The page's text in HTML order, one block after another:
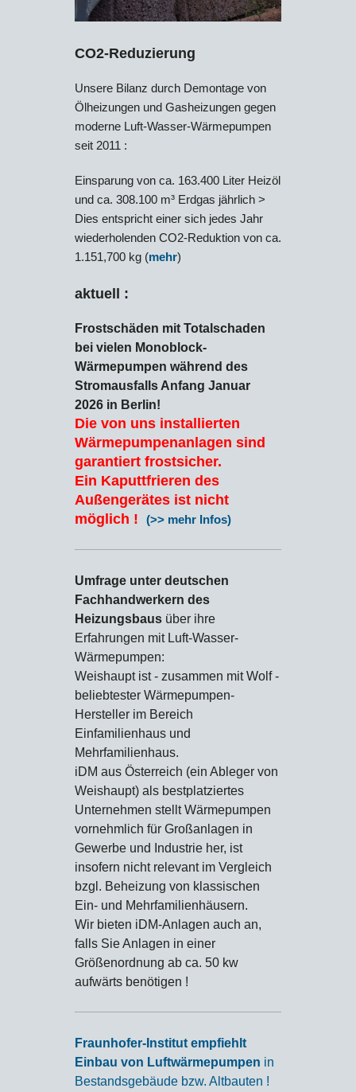
CO2-Reduzierung
Unsere Bilanz durch Demontage von
Ölheizungen und Gasheizungen gegen
moderne Luft-Wasser-Wärmepumpen
seit 2011 :
Einsparung von ca. 163.400 Liter Heizöl
und ca. 308.100 m³ Erdgas jährlich >
Dies entspricht einer sich jedes Jahr
wiederholenden CO2-Reduktion von ca.
1.151,700 kg (mehr)
aktuell :
Frostschäden mit Totalschaden
bei vielen Monoblock-
Wärmepumpen während des
Stromausfalls Anfang Januar
2026 in Berlin!
Die von uns installierten
Wärmepumpenanlagen sind
garantiert frostsicher.
Ein Kaputtfrieren des
Außengerätes ist nicht
möglich ! (>> mehr Infos)
Umfrage unter deutschen
Fachhandwerkern des
Heizungsbaus über ihre
Erfahrungen mit Luft-Wasser-
Wärmepumpen:
Weishaupt ist - zusammen mit Wolf -
beliebtester Wärmepumpen-
Hersteller im Bereich
Einfamilienhaus und
Mehrfamilienhaus.
iDM aus Österreich (ein Ableger von
Weishaupt) als bestplatziertes
Unternehmen stellt Wärmepumpen
vornehmlich für Großanlagen in
Gewerbe und Industrie her, ist
insofern nicht relevant im Vergleich
bzgl. Beheizung von klassischen
Ein- und Mehrfamilienhäusern.
Wir bieten iDM-Anlagen auch an,
falls Sie Anlagen in einer
Größenordnung ab ca. 50 kw
aufwärts benötigen !
Fraunhofer-Institut empfiehlt
Einbau von Luftwärmepumpen in
Bestandsgebäude bzw. Altbauten !